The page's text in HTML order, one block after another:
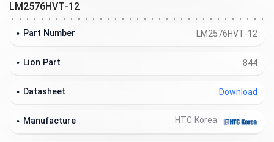
LM2576HVT-12
LM2576HVT-12
Part Number
844
Lion Part
Download
Datasheet
Manufacture